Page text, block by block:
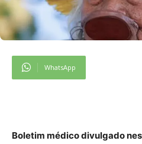
WhatsApp
Boletim médico divulgado